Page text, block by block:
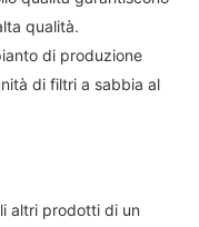
qualità.
di produzione
di filtri a sabbia al
altri prodotti di un